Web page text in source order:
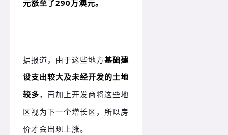
元涨至了290万澳元。
据报道，由于这些地方基础建
设支出较大及未经开发的土地
较多， 再加上开发商将这些地
区视为下一个增长区，所以房
价才会出现上涨。